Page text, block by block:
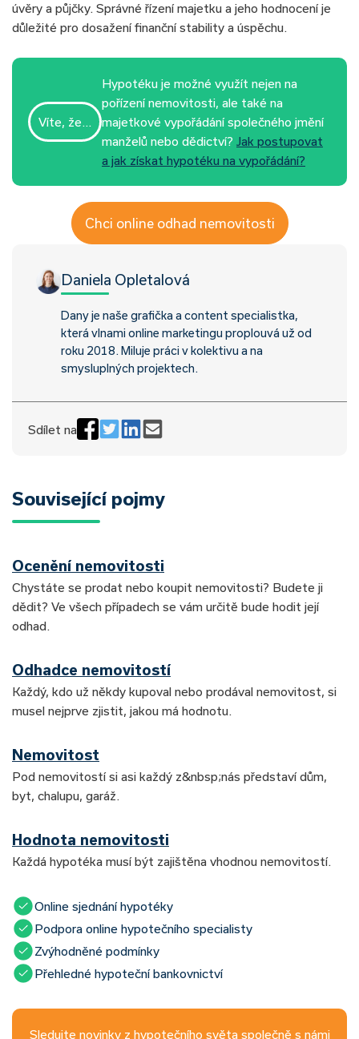
úvěry a půjčky. Správné řízení majetku a jeho hodnocení je
důležité pro dosažení finanční stability a úspěchu.
Víte, že…
Hypotéku je možné využít nejen na
pořízení nemovitosti, ale také na
majetkové vypořádání společného jmění
manželů nebo dědictví? Jak postupovat
a jak získat hypotéku na vypořádání?
Chci online odhad nemovitosti
Daniela Opletalová
Dany je naše grafička a content specialistka,
která vlnami online marketingu proplouvá už od
roku 2018. Miluje práci v kolektivu a na
smysluplných projektech.
Sdílet na
Související pojmy
Ocenění nemovitosti
Chystáte se prodat nebo koupit nemovitosti? Budete ji
dědit? Ve všech případech se vám určitě bude hodit její
odhad.
Odhadce nemovitostí
Každý, kdo už někdy kupoval nebo prodával nemovitost, si
musel nejprve zjistit, jakou má hodnotu.
Nemovitost
Pod nemovitostí si asi každý z&nbsp;nás představí dům,
byt, chalupu, garáž.
Hodnota nemovitosti
Každá hypotéka musí být zajištěna vhodnou nemovitostí.
Online sjednání hypotéky
Podpora online hypotečního specialisty
Zvýhodněné podmínky
Přehledné hypoteční bankovnictví
Sledujte novinky z hypotečního světa společně s námi